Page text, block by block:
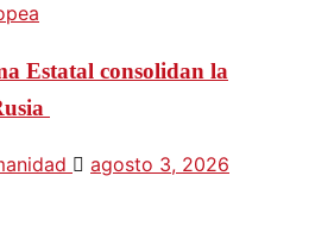
Estatal consolidan la
agosto 3, 2026